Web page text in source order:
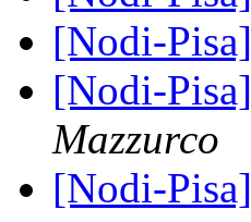
[Nodi-
[Nodi-
Mazzurco
[Nodi-